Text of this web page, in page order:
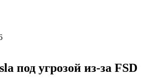
под угрозой из-за FSD